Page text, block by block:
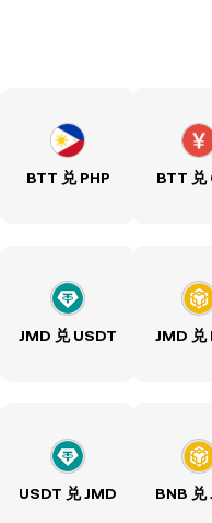
BTT 兑 PHP BTT 兑
JMD 兑 USDT JMD 兑
USDT 兑 JMD BNB 兑